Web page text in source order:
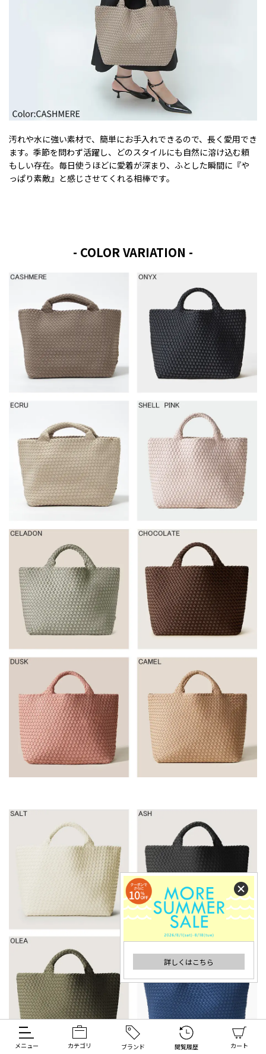
詳しくはこちら
メニュー カテゴリ ブランド 閲覧履歴 カート
汚れや水に強い素材で、簡単にお手入れできるので、長く愛用でき
ます。季節を問わず活躍し、どのスタイルにも自然に溶け込む頼
もしい存在。毎日使うほどに愛着が深まり、ふとした瞬間に『や
っぱり素敵』と感じさせてくれる相棒です。
- COLOR VARIATION -